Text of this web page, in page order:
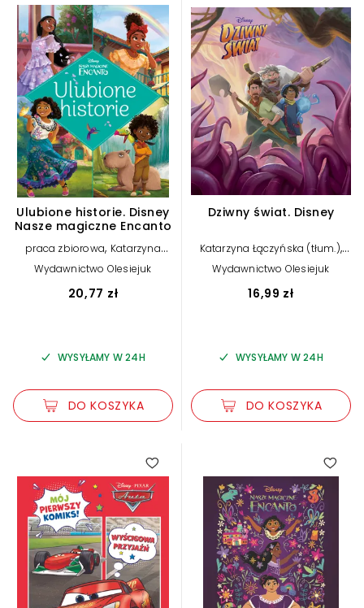
Ulubione historie. Disney
Nasze magiczne Encanto
praca zbiorowa, Katarzyna
Łączyńska (tłum.)
Wydawnictwo Olesiejuk
20,77 zł
WYSYŁAMY W 24H
DO KOSZYKA
Dziwny świat. Disney
Katarzyna Łączyńska (tłum.),
Suzanne Francis
Wydawnictwo Olesiejuk
16,99 zł
WYSYŁAMY W 24H
DO KOSZYKA
5.00 4.65